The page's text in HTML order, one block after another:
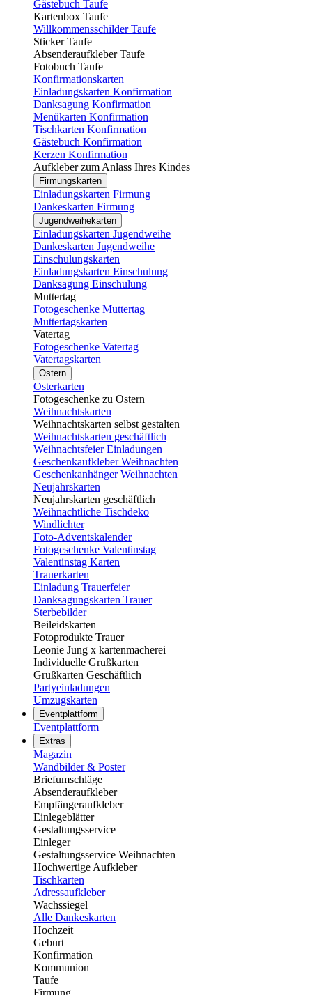
Gästebuch Taufe
Kartenbox Taufe
Willkommensschilder Taufe
Sticker Taufe
Absenderaufkleber Taufe
Fotobuch Taufe
Konfirmationskarten
Einladungskarten Konfirmation
Danksagung Konfirmation
Menükarten Konfirmation
Tischkarten Konfirmation
Gästebuch Konfirmation
Kerzen Konfirmation
Aufkleber zum Anlass Ihres Kindes
Firmungskarten
Einladungskarten Firmung
Dankeskarten Firmung
Jugendweihekarten
Einladungskarten Jugendweihe
Dankeskarten Jugendweihe
Einschulungskarten
Einladungskarten Einschulung
Danksagung Einschulung
Muttertag
Fotogeschenke Muttertag
Muttertagskarten
Vatertag
Fotogeschenke Vatertag
Vatertagskarten
Ostern
Osterkarten
Fotogeschenke zu Ostern
Weihnachtskarten
Weihnachtskarten selbst gestalten
Weihnachtskarten geschäftlich
Weihnachtsfeier Einladungen
Geschenkaufkleber Weihnachten
Geschenkanhänger Weihnachten
Neujahrskarten
Neujahrskarten geschäftlich
Weihnachtliche Tischdeko
Windlichter
Foto-Adventskalender
Fotogeschenke Valentinstag
Valentinstag Karten
Trauerkarten
Einladung Trauerfeier
Danksagungskarten Trauer
Sterbebilder
Beileidskarten
Fotoprodukte Trauer
Leonie Jung x kartenmacherei
Individuelle Grußkarten
Grußkarten Geschäftlich
Partyeinladungen
Umzugskarten
Eventplattform
Eventplattform
Extras
Magazin
Wandbilder & Poster
Briefumschläge
Absenderaufkleber
Empfängeraufkleber
Einlegeblätter
Gestaltungsservice
Einleger
Gestaltungsservice Weihnachten
Hochwertige Aufkleber
Tischkarten
Adressaufkleber
Wachssiegel
Alle Dankeskarten
Hochzeit
Geburt
Konfirmation
Kommunion
Taufe
Firmung